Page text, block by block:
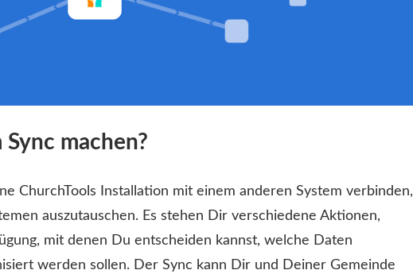
machen?
ChurchTools Installation mit einem anderen System verbinden,
auszutauschen. Es stehen Dir verschiedene Aktionen,
mit denen Du entscheiden kannst, welche Daten
werden sollen. Der Sync kann Dir und Deiner Gemeinde